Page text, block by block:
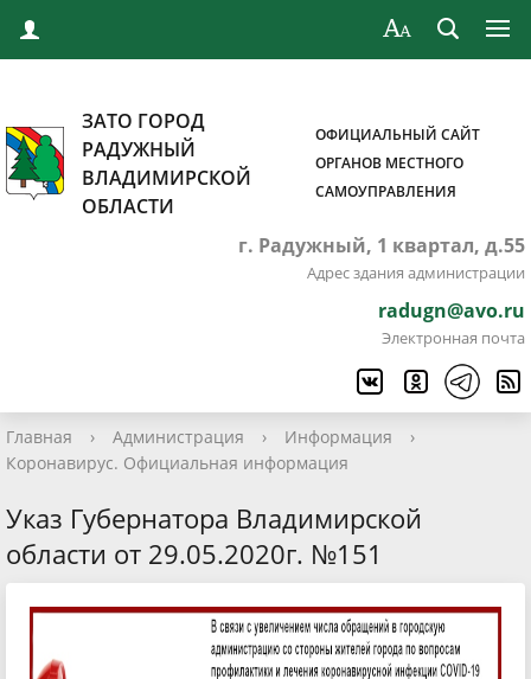
ЗАТО ГОРОД
РАДУЖНЫЙ
ВЛАДИМИРСКОЙ
ОБЛАСТИ
ОФИЦИАЛЬНЫЙ САЙТ
ОРГАНОВ МЕСТНОГО
САМОУПРАВЛЕНИЯ
г. Радужный, 1 квартал, д.55
Адрес здания администрации
radugn@avo.ru
Электронная почта
Главная › Администрация › Информация
›
Коронавирус. Официальная информация
Указ Губернатора Владимирской
области от 29.05.2020г. №151